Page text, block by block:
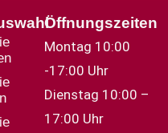
Öffnungszeiten
Montag 10:00
-17:00 Uhr
Dienstag 10:00 –
17:00 Uhr